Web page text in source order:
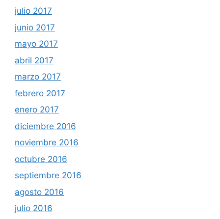
julio 2017
junio 2017
mayo 2017
abril 2017
marzo 2017
febrero 2017
enero 2017
diciembre 2016
noviembre 2016
octubre 2016
septiembre 2016
agosto 2016
julio 2016